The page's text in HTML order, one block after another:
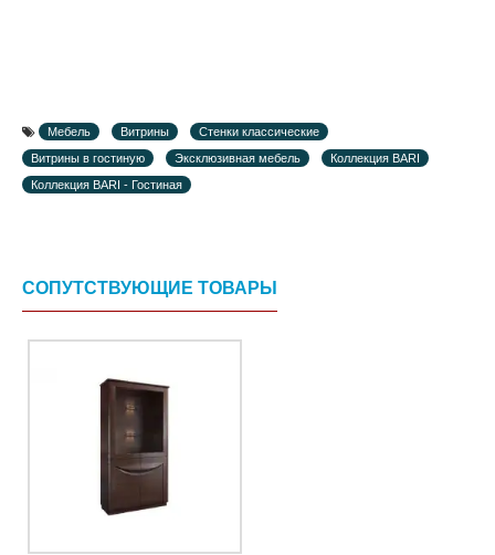
Мебель Витрины
Стенки классические
Витрины в гостиную
Эксклюзивная мебель
Коллекция BARI
Коллекция BARI - Гостиная
СОПУТСТВУЮЩИЕ ТОВАРЫ